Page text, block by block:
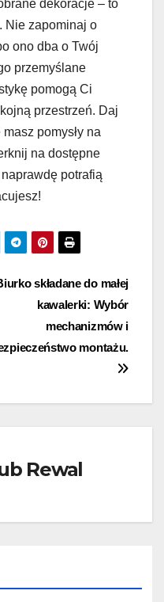
dekoracje – to
Nie zapominaj o
ono dba o Twój
przemyślane
pomogą Ci
przestrzeń. Daj
pomysły na
na dostępne
potrafią
składane do małej
kawalerki: Wybór
mechanizmów i
montażu.
Rewal